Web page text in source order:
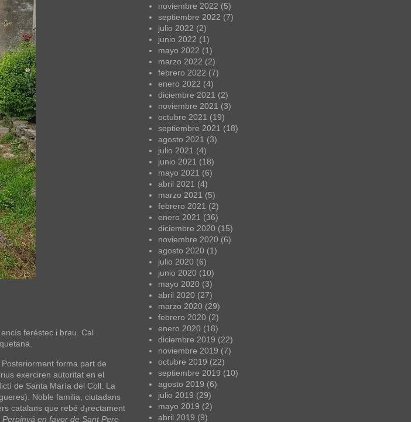
feréstec i brau. Cal
forma part de
exerciren autoritat en el
de Santa María del Coll. La
Noble familia, ciutadans
catalans que rebé d¡rectament
en favor de Sant Pere
noviembre 2022 (5)
septiembre 2022 (7)
julio 2022 (2)
junio 2022 (1)
mayo 2022 (1)
marzo 2022 (2)
febrero 2022 (7)
enero 2022 (4)
diciembre 2021 (2)
noviembre 2021 (3)
octubre 2021 (19)
septiembre 2021 (18)
agosto 2021 (3)
julio 2021 (4)
junio 2021 (18)
mayo 2021 (6)
abril 2021 (4)
marzo 2021 (5)
febrero 2021 (2)
enero 2021 (36)
diciembre 2020 (15)
noviembre 2020 (6)
agosto 2020 (1)
julio 2020 (6)
junio 2020 (10)
mayo 2020 (3)
abril 2020 (27)
marzo 2020 (29)
febrero 2020 (2)
enero 2020 (18)
diciembre 2019 (22)
noviembre 2019 (7)
octubre 2019 (22)
septiembre 2019 (10)
agosto 2019 (6)
julio 2019 (29)
mayo 2019 (2)
abril 2019 (9)